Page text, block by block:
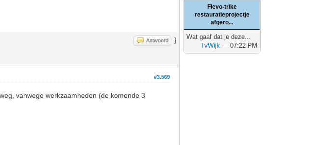
Antwoord }
#3.569
vanwege werkzaamheden (de komende 3
Flevo-trike
restauratieprojectje
afgero...
Wat gaaf dat je deze...
TvWijk — 07:22 PM